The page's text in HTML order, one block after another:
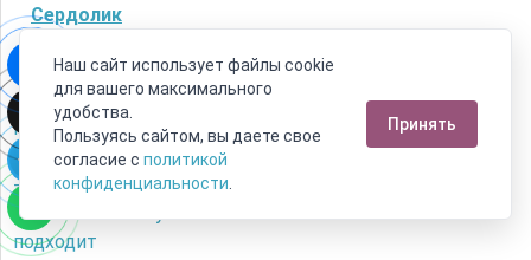
Сердолик
сердолик от
искусственного
камня?
Камень сердолик
- его магические
свойства и кому
подходит
Наш сайт использует файлы cookie
для вашего максимального
удобства.
Пользуясь сайтом, вы даете свое
согласие с политикой
конфиденциальности
Принять